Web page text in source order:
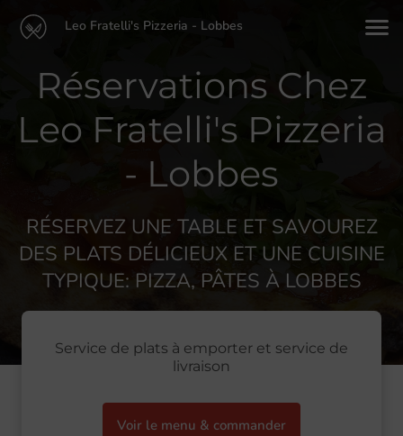
Leo Fratelli's Pizzeria - Lobbes
Réservations Chez
Leo Fratelli's Pizzeria
- Lobbes
RÉSERVEZ UNE TABLE ET SAVOUREZ
DES PLATS DÉLICIEUX ET UNE CUISINE
TYPIQUE: PIZZA, PÂTES À LOBBES
Service de plats à emporter et service de
livraison
Voir le menu & commander